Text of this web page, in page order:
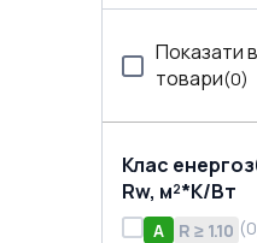
Показати
товари(0)
Клас
Rw, м²*K/Вт
A R ≥ 1.10 (0